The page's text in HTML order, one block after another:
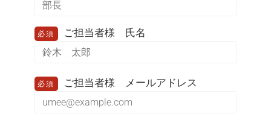
必須 ご担当者様 氏名
必須 ご担当者様 メールアドレス